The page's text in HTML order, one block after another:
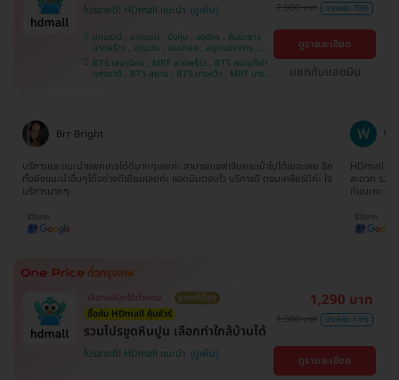
โปรขายดี! HDmall แนะนำ
ปทุมธานี , บางบอน , บึงกุ่ม , จตุจักร , คันนายาว ,
ลาดพร้าว , ปทุมวัน , จอมทอง , สมุทรปราการ ,
ภาษีเจริญ , พระโขนง , พญาไท , หนองแขม ,
ราษฎร์บูรณะ , บางรัก , บริการถึงบ้าน , ราชเทวี ,
บางนา , คลองเตย , ตลิ่งชัน
BTS เสนานิคม , MRT ลาดพร้าว , BTS สนามกีฬา
แห่งชาติ , BTS สยาม , BTS บางหว้า , MRT บางไผ่
7,900 บาท ประหยัด 70%
ดูรายละเอียด
แชทกับแอดมิน
HDmall เป็นทางเลือกใหม่สำหรับครอบครัวเรา ครั้งแรกที่ใช้บริการก็ประทับใจมากค่ะ
สะดวก รวดเร็ว ไม่เสียเวลาดิวกับโรงพยาบาลด้วยตนเอง มาเป็นครอบครัว HDmall
กันนะคะ
Wanna Sathityoo
การจองแพ็
ดีมากๆ ติดต่
ขอบพระคุณ
เลือกคลินิกได้ทั่วกทม.
ราคาดีที่สุด
ซื้อกับ HDmall คุ้มชัวร์
รวมโปรขูดหินปูน เลือกทำใกล้บ้านได้
โปรขายดี! HDmall แนะนำ
1,290 บาท
1,500 บาท ประหยัด 14%
ดูรายละเอียด